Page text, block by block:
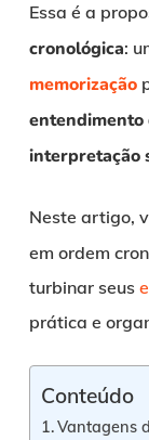
Essa é a
cronológica:
memorização
entendimento
interpretação
Neste artigo,
em ordem
turbinar seus
prática e
Conteúdo
Vantagens